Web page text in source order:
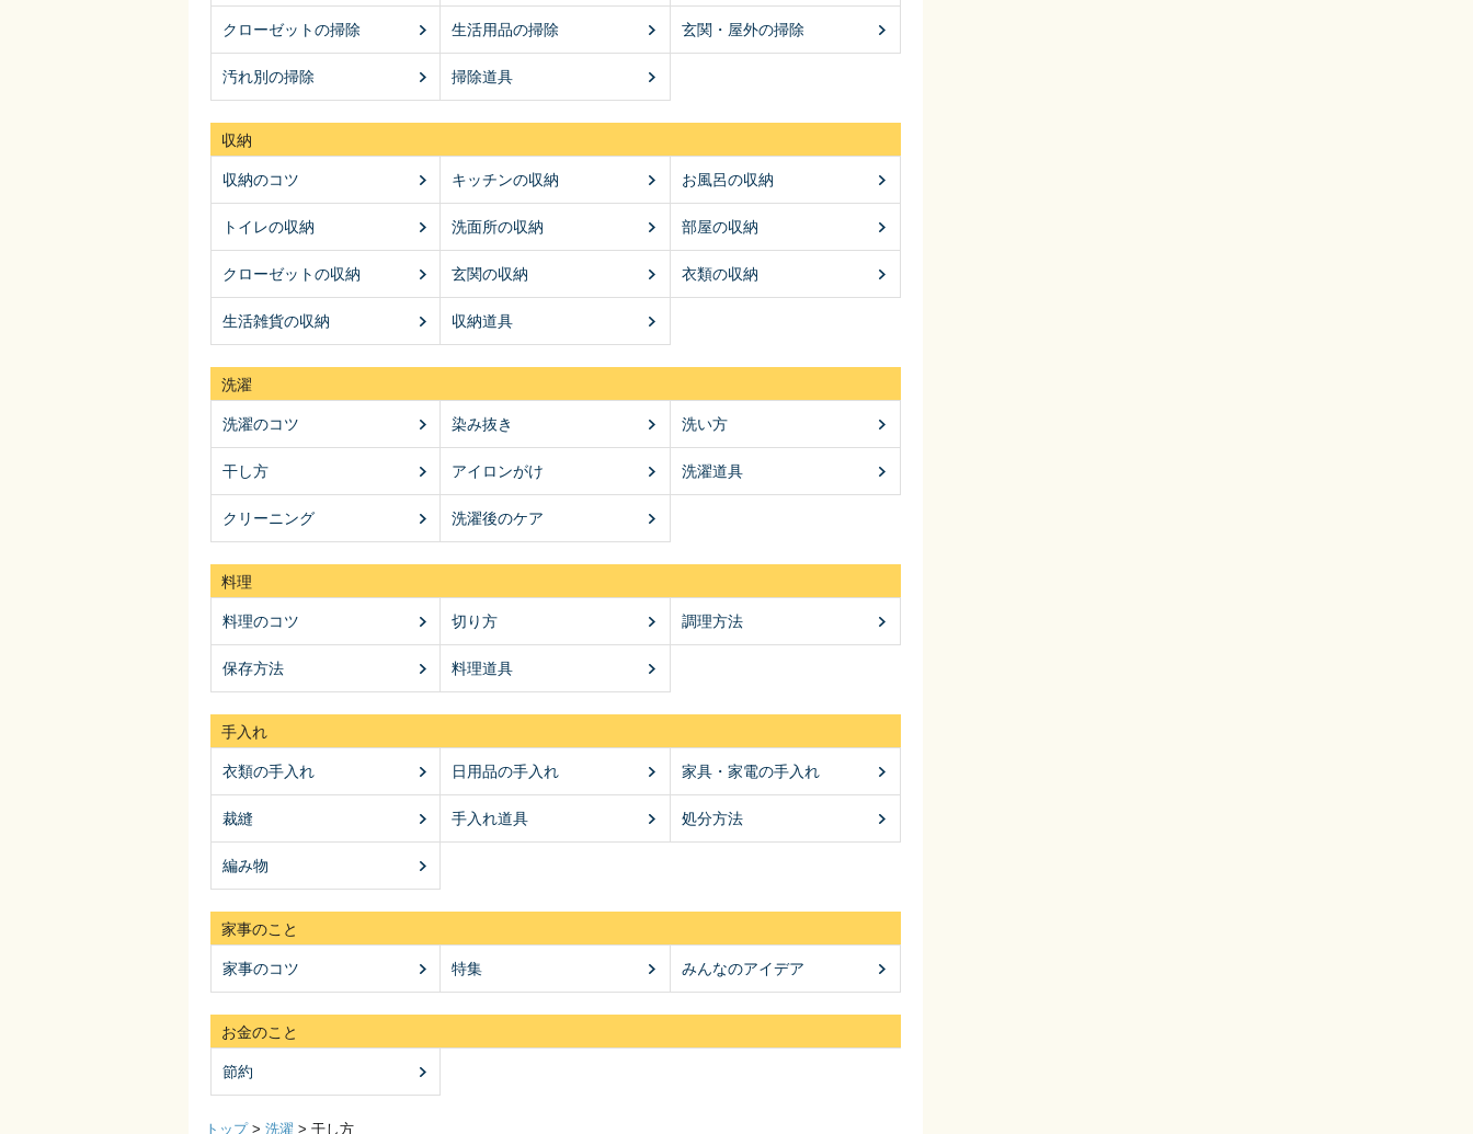
クローゼットの掃除 生活用品の掃除 玄関・屋外の掃除
汚れ別の掃除 掃除道具
収納
収納のコツ キッチンの収納 お風呂の収納
トイレの収納 洗面所の収納 部屋の収納
クローゼットの収納 玄関の収納 衣類の収納
生活雑貨の収納 収納道具
洗濯
洗濯のコツ 染み抜き 洗い方
干し方 アイロンがけ 洗濯道具
クリーニング 洗濯後のケア
料理
料理のコツ 切り方 調理方法
保存方法 料理道具
手入れ
衣類の手入れ 日用品の手入れ 家具・家電の手入れ
裁縫 手入れ道具 処分方法
編み物
家事のこと
家事のコツ 特集 みんなのアイデア
お金のこと
節約
トップ > 洗濯 > 干し方